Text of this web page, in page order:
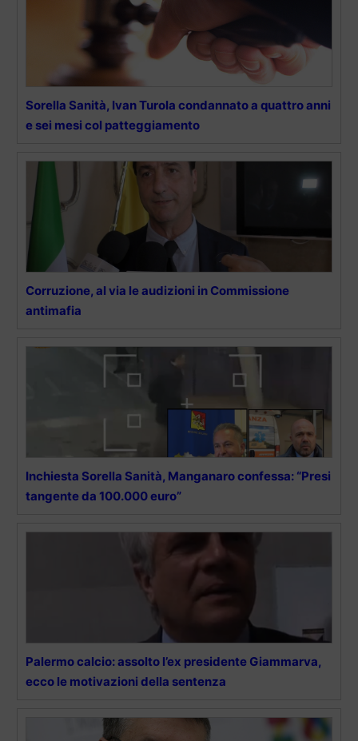
Sorella Sanità, Ivan Turola condannato a quattro anni
e sei mesi col patteggiamento
Corruzione, al via le audizioni in Commissione
antimafia
Inchiesta Sorella Sanità, Manganaro confessa: “Presi
tangente da 100.000 euro”
Palermo calcio: assolto l’ex presidente Giammarva,
ecco le motivazioni della sentenza